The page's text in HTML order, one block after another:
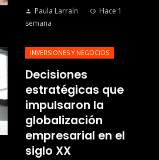
Paula Larraín
Hace 1
semana
INVERSIONES Y NEGOCIOS
Decisiones
estratégicas que
impulsaron la
globalización
empresarial en el
siglo XX